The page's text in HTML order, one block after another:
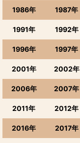
1943年のワイン
1944年のワイン
1945年のワイン
1946年のワイン
1947年のワイン
1948年のワイン
1949年のワイン
1986年 1987年
1991年 1992年
1996年 1997年
2001年 2002年
2006年 2007年
2011年 2012年
2016年 2017年